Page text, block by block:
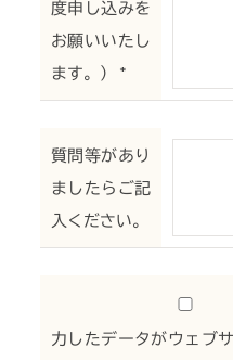
度申し込みを
お願いいたし
ます。） *
質問等があり
ましたらご記
入ください。
力したデータがウェブ